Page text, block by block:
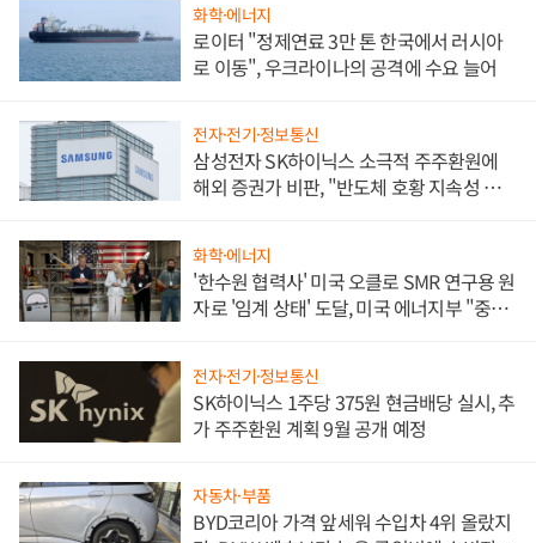
화학·에너지
로이터 "정제연료 3만 톤 한국에서 러시아
로 이동", 우크라이나의 공격에 수요 늘어
전자·전기·정보통신
삼성전자 SK하이닉스 소극적 주주환원에
해외 증권가 비판, "반도체 호황 지속성 의
화학·에너지
'한수원 협력사' 미국 오클로 SMR 연구용 원
자로 '임계 상태' 도달, 미국 에너지부 "중요
전자·전기·정보통신
SK하이닉스 1주당 375원 현금배당 실시, 추
가 주주환원 계획 9월 공개 예정
자동차·부품
BYD코리아 가격 앞세워 수입차 4위 올랐지